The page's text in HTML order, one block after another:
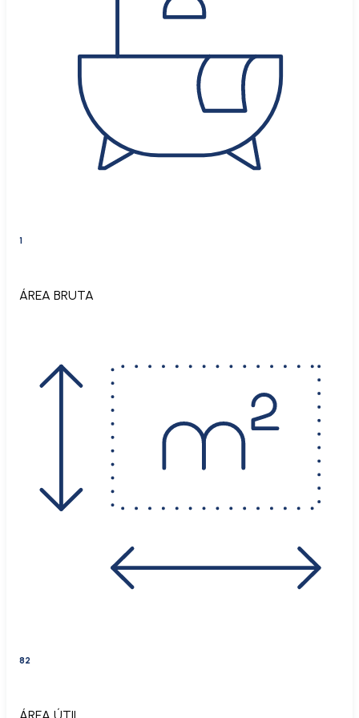
1
ÁREA BRUTA
82
ÁREA ÚTIL